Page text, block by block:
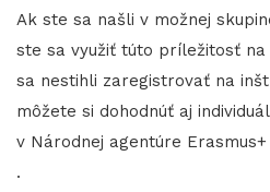
Ak ste sa našli v možnej
ste sa využiť túto príležitosť
sa nestihli zaregistrovať na
môžete si dohodnúť aj
v Národnej agentúre Erasmus+
.